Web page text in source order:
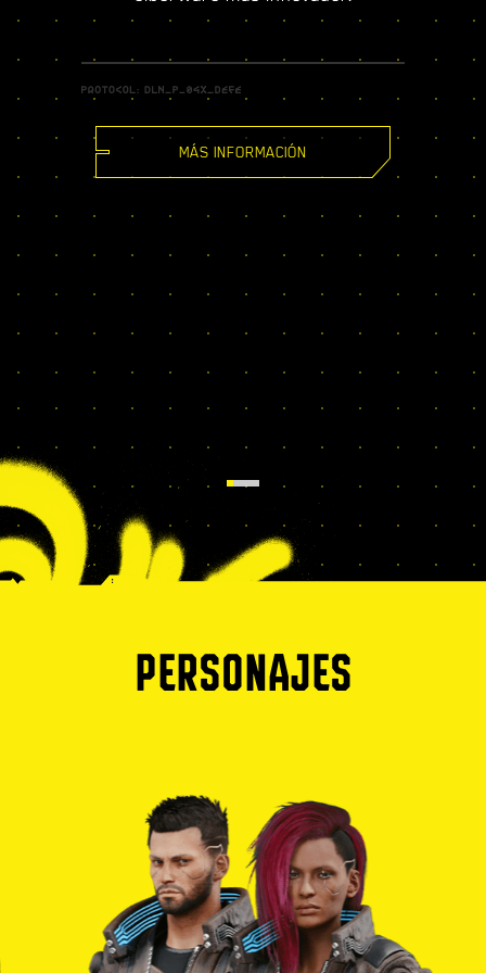
MÁS INFORMACIÓN
PERSONAJES